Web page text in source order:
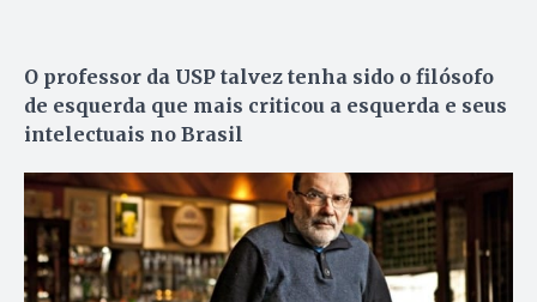
O professor da USP talvez tenha sido o filósofo
de esquerda que mais criticou a esquerda e seus
intelectuais no Brasil